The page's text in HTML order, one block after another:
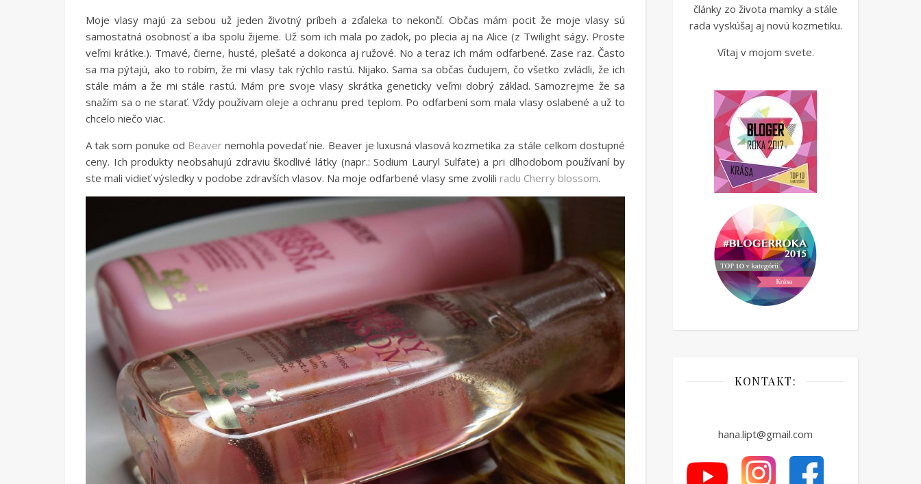
Moje vlasy majú za sebou už jeden životný príbeh a zďaleka to nekončí. Občas mám pocit že moje vlasy sú
samostatná osobnosť a iba spolu žijeme. Už som ich mala po zadok, po plecia aj na Alice (z Twilight ságy. Proste
veľmi krátke.). Tmavé, čierne, husté, plešaté a dokonca aj ružové. No a teraz ich mám odfarbené. Zase raz. Často
sa ma pýtajú, ako to robím, že mi vlasy tak rýchlo rastú. Nijako. Sama sa občas čudujem, čo všetko zvládli, že ich
stále mám a že mi stále rastú. Mám pre svoje vlasy skrátka geneticky veľmi dobrý základ. Samozrejme že sa
snažím sa o ne starať. Vždy používam oleje a ochranu pred teplom. Po odfarbení som mala vlasy oslabené a už to
chcelo niečo viac.
A tak som ponuke od Beavernemohla povedať nie. Beaver je luxusná vlasová kozmetika za stále celkom dostupné
ceny. Ich produkty neobsahujú zdraviu škodlivé látky (napr.: Sodium Lauryl Sulfate) a pri dlhodobom používaní by
ste mali vidieť výsledky v podobe zdravších vlasov. Na moje odfarbené vlasy sme zvolili radu Cherry blossom.
články zo života mamky a stále
rada vyskúšaj aj novú kozmetiku.
Vítaj v mojom svete.
KONTAKT:
hana.lipt@gmail.com